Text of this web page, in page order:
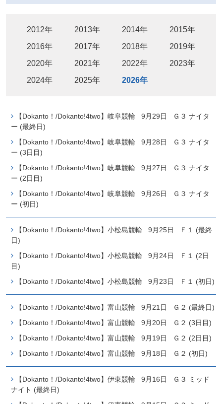
2012年 2013年 2014年
2015年
2016年
2017年 2018年
2019年
2020年
2021年 2022年
2023年
2024年
2025年 2026年
【Dokanto！/Dokanto!4two】岐阜競輪 9月29日 Ｇ３ ナイタ
ー (最終日)
【Dokanto！/Dokanto!4two】岐阜競輪 9月28日 Ｇ３ ナイタ
ー (3日目)
【Dokanto！/Dokanto!4two】岐阜競輪 9月27日 Ｇ３ ナイタ
ー (2日目)
【Dokanto！/Dokanto!4two】岐阜競輪 9月26日 Ｇ３ ナイタ
ー (初日)
【Dokanto！/Dokanto!4two】小松島競輪 9月25日 Ｆ１ (最終
日)
【Dokanto！/Dokanto!4two】小松島競輪 9月24日 Ｆ１ (2日
目)
【Dokanto！/Dokanto!4two】小松島競輪 9月23日 Ｆ１ (初日)
【Dokanto！/Dokanto!4two】富山競輪 9月21日 Ｇ２ (最終日)
【Dokanto！/Dokanto!4two】富山競輪 9月20日 Ｇ２ (3日目)
【Dokanto！/Dokanto!4two】富山競輪 9月19日 Ｇ２ (2日目)
【Dokanto！/Dokanto!4two】富山競輪 9月18日 Ｇ２ (初日)
【Dokanto！/Dokanto!4two】伊東競輪 9月16日 Ｇ３ ミッド
ナイト (最終日)